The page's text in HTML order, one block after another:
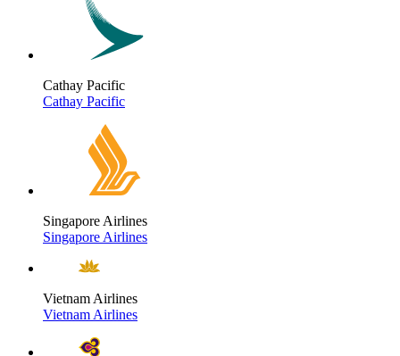
Cathay Pacific
Cathay Pacific
Singapore Airlines
Singapore Airlines
Vietnam Airlines
Vietnam Airlines